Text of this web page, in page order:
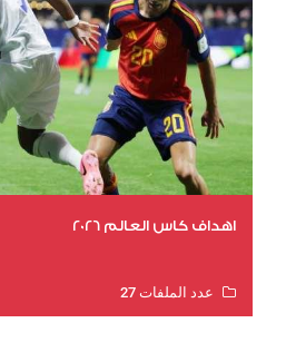
اهداف كاس العالم 2026
عدد الملفات 27